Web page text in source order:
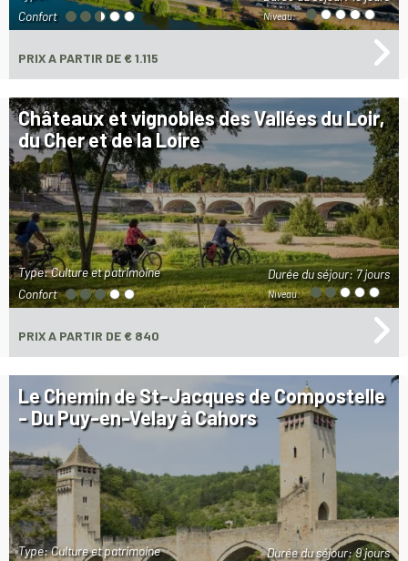
Niveau:
Confort
PRIXA PARTIR DE € 1.115
Châteaux et vignobles des Vallées du Loir,
du Cher et de la Loire
Durée du séjour:7 jours
Niveau:
Type: Culture et patrimoine
Confort
PRIXA PARTIR DE € 840
Le Chemin de St-Jacques de Compostelle
- Du Puy-en-Velay à Cahors
Durée du séjour:9 jours
Type: Culture et patrimoine